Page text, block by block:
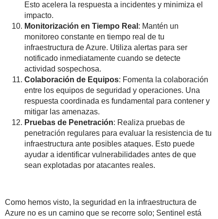
Esto acelera la respuesta a incidentes y minimiza el
impacto.
Monitorización en Tiempo Real : Mantén un
monitoreo constante en tiempo real de tu
infraestructura de Azure. Utiliza alertas para ser
notificado inmediatamente cuando se detecte
actividad sospechosa.
Colaboración de Equipos: Fomenta la colaboración
entre los equipos de seguridad y operaciones. Una
respuesta coordinada es fundamental para contener y
mitigar las amenazas.
Pruebas de Penetración: Realiza pruebas de
penetración regulares para evaluar la resistencia de tu
infraestructura ante posibles ataques. Esto puede
ayudar a identificar vulnerabilidades antes de que
sean explotadas por atacantes reales.
Como hemos visto, la seguridad en la infraestructura de
Azure no es un camino que se recorre solo; Sentinel está